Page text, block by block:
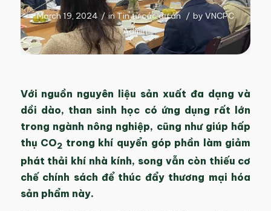
March 19, 2024 / inTin từ các dự án / by VNCPC
Admin
Với nguồn nguyên liệu sản xuất đa dạng và
dồi dào, than sinh học có ứng dụng rất lớn
trong ngành nông nghiệp, cũng như giúp hấp
thụ CO2 trong khí quyển góp phần làm giảm
phát thải khí nhà kính, song vẫn còn thiếu cơ
chế chính sách để thúc đẩy thương mại hóa
sản phẩm này.